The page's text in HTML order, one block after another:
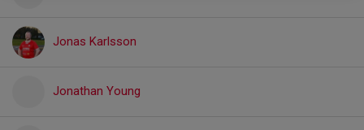
Jonas Karlsson
Jonathan Young